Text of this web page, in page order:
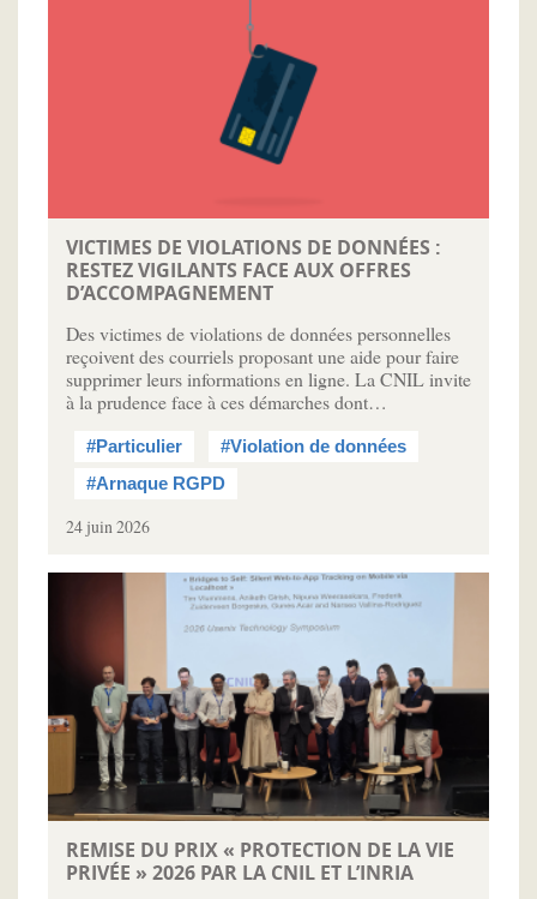
VICTIMES DE VIOLATIONS DE DONNÉES :
RESTEZ VIGILANTS FACE AUX OFFRES
D’ACCOMPAGNEMENT
Des victimes de violations de données personnelles
reçoivent des courriels proposant une aide pour faire
supprimer leurs informations en ligne. La CNIL invite
à la prudence face à ces démarches dont…
#Particulier
#Violation de données
#Arnaque RGPD
24 juin 2026
REMISE DU PRIX « PROTECTION DE LA VIE
PRIVÉE » 2026 PAR LA CNIL ET L’INRIA